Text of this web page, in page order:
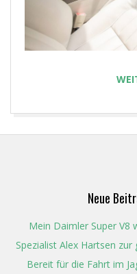
Neue
Mein Daimler Super V8
Spezialist Alex Hartsen
Bereit für die Fahrt im